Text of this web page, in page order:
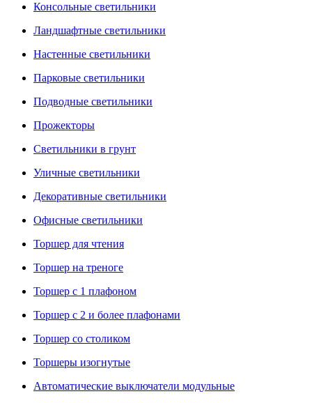
Консольные светильники
Ландшафтные светильники
Настенные светильники
Парковые светильники
Подводные светильники
Прожекторы
Светильники в грунт
Уличные светильники
Декоративные светильники
Офисные светильники
Торшер для чтения
Торшер на треноге
Торшер с 1 плафоном
Торшер с 2 и более плафонами
Торшер со столиком
Торшеры изогнутые
Автоматические выключатели модульные